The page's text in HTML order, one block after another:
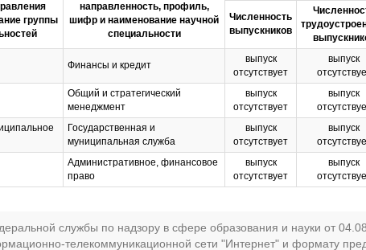
группы
направленность, профиль,
шифр и наименование научной
специальности
Численность
выпускников
Финансы и кредит
выпуск
отсутствует
выпуск
Общий и стратегический
менеджмент
выпуск
отсутствует
выпуск
Государственная и
муниципальная служба
выпуск
отсутствует
выпуск
Административное, финансовое
право
выпуск
отсутствует
выпуск
службы по надзору в сфере образования и науки от
телекоммуникационной сети "Интернет" и формату